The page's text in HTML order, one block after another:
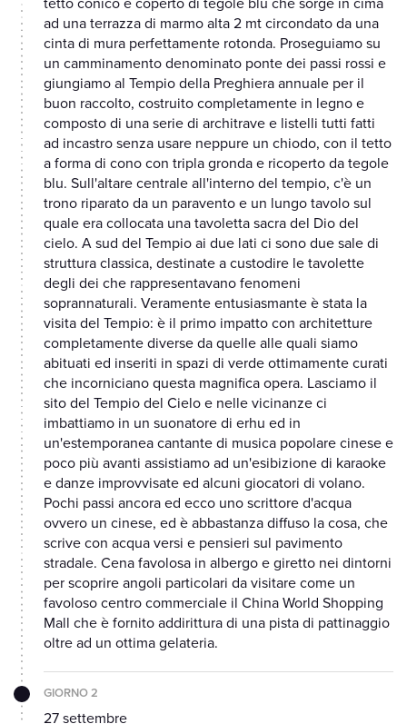
tetto conico e coperto di tegole blu che sorge in cima
ad una terrazza di marmo alta 2 mt circondato da una
cinta di mura perfettamente rotonda. Proseguiamo su
un camminamento denominato ponte dei passi rossi e
giungiamo al Tempio della Preghiera annuale per il
buon raccolto, costruito completamente in legno e
composto di una serie di architrave e listelli tutti fatti
ad incastro senza usare neppure un chiodo, con il tetto
a forma di cono con tripla gronda e ricoperto da tegole
blu. Sull'altare centrale all'interno del tempio, c'è un
trono riparato da un paravento e un lungo tavolo sul
quale era collocata una tavoletta sacra del Dio del
cielo. A sud del Tempio ai due lati ci sono due sale di
struttura classica, destinate a custodire le tavolette
degli dei che rappresentavano fenomeni
soprannaturali. Veramente entusiasmante è stata la
visita del Tempio: è il primo impatto con architetture
completamente diverse da quelle alle quali siamo
abituati ed inseriti in spazi di verde ottimamente curati
che incorniciano questa magnifica opera. Lasciamo il
sito del Tempio del Cielo e nelle vicinanze ci
imbattiamo in un suonatore di erhu ed in
un'estemporanea cantante di musica popolare cinese e
poco più avanti assistiamo ad un'esibizione di karaoke
e danze improvvisate ed alcuni giocatori di volano.
Pochi passi ancora ed ecco uno scrittore d'acqua
ovvero un cinese, ed è abbastanza diffuso la cosa, che
scrive con acqua versi e pensieri sul pavimento
stradale. Cena favolosa in albergo e giretto nei dintorni
per scoprire angoli particolari da visitare come un
favoloso centro commerciale il China World Shopping
Mall che è fornito addirittura di una pista di pattinaggio
oltre ad un ottima gelateria.
GIORNO 2
27 settembre